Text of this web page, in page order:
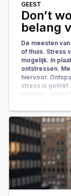
GEEST
Don’t
belang
De meesten
of thuis. Stress
mogelijk. In
ontstressen.
hiervoor.
stress is gelinkt
hartslag, omdat